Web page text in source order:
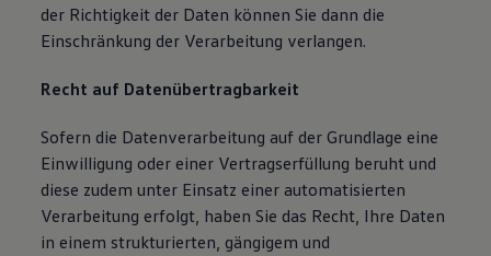
der Richtigkeit der Daten können Sie dann die
Einschränkung der Verarbeitung verlangen.
Recht auf Datenübertragbarkeit
Sofern die Datenverarbeitung auf der Grundlage eine
Einwilligung oder einer Vertragserfüllung beruht und
diese zudem unter Einsatz einer automatisierten
Verarbeitung erfolgt, haben Sie das Recht, Ihre Daten
in einem strukturierten, gängigem und